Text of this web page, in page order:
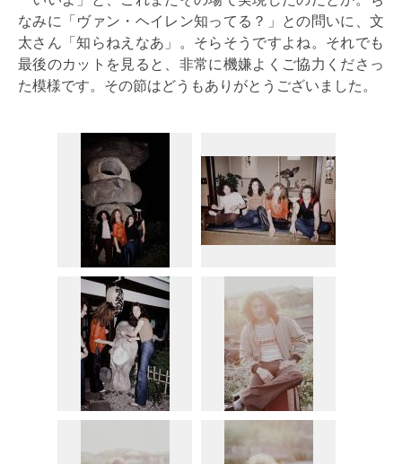
なみに「ヴァン・ヘイレン知ってる？」との問いに、文
太さん「知らねえなあ」。そらそうですよね。それでも
最後のカットを見ると、非常に機嫌よくご協力くださっ
た模様です。その節はどうもありがとうございました。